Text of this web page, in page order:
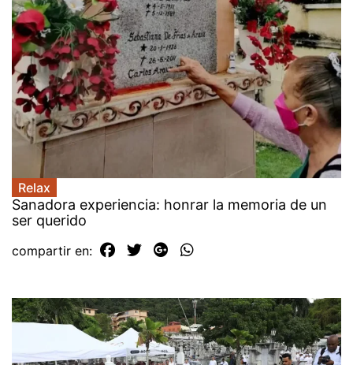
Relax
Sanadora experiencia: honrar la memoria de un
ser querido
compartir en: